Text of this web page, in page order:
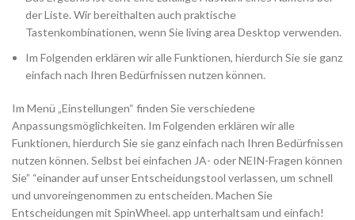
der Liste. Wir bereithalten auch praktische
Tastenkombinationen, wenn Sie living area Desktop verwenden.
Im Folgenden erklären wir alle Funktionen, hierdurch Sie sie ganz
einfach nach Ihren Bedürfnissen nutzen können.
Im Menü „Einstellungen“ finden Sie verschiedene
Anpassungsmöglichkeiten. Im Folgenden erklären wir alle
Funktionen, hierdurch Sie sie ganz einfach nach Ihren Bedürfnissen
nutzen können. Selbst bei einfachen JA- oder NEIN-Fragen können
Sie” “einander auf unser Entscheidungstool verlassen, um schnell
und unvoreingenommen zu entscheiden. Machen Sie
Entscheidungen mit SpinWheel. app unterhaltsam und einfach!